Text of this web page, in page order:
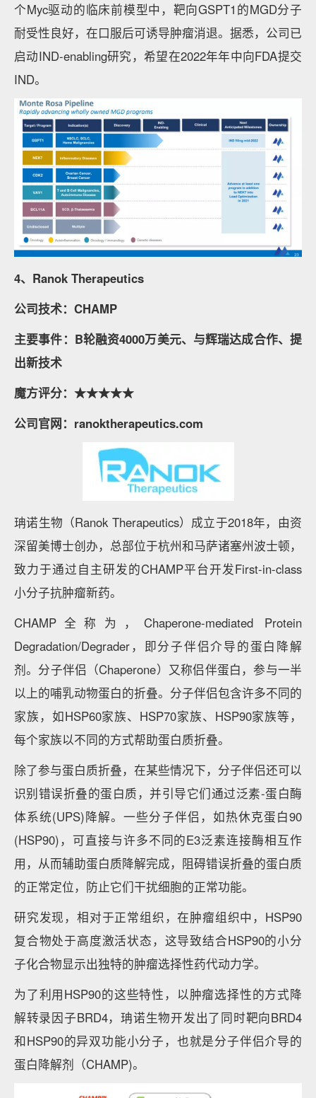
个Myc驱动的临床前模型中，靶向GSPT1的MGD分子
耐受性良好，在口服后可诱导肿瘤消退。据悉，公司已
启动IND-enabling研究，希望在2022年年中向FDA提交
IND。
4、Ranok Therapeutics
公司技术：CHAMP
主要事件：B轮融资4000万美元、与辉瑞达成合作、提
出新技术
魔方评分：★★★★★
公司官网：ranoktherapeutics.com
珃诺生物（Ranok Therapeutics）成立于2018年，由资
深留美博士创办，总部位于杭州和马萨诸塞州波士顿，
致力于通过自主研发的CHAMP平台开发First-in-class
小分子抗肿瘤新药。
CHAMP全称为，Chaperone-mediated Protein
Degradation/Degrader，即分子伴侣介导的蛋白降解
剂。分子伴侣（Chaperone）又称侣伴蛋白，参与一半
以上的哺乳动物蛋白的折叠。分子伴侣包含许多不同的
家族，如HSP60家族、HSP70家族、HSP90家族等，
每个家族以不同的方式帮助蛋白质折叠。
除了参与蛋白质折叠，在某些情况下，分子伴侣还可以
识别错误折叠的蛋白质，并引导它们通过泛素-蛋白酶
体系统(UPS)降解。一些分子伴侣，如热休克蛋白90
(HSP90)，可直接与许多不同的E3泛素连接酶相互作
用，从而辅助蛋白质降解完成，阻碍错误折叠的蛋白质
的正常定位，防止它们干扰细胞的正常功能。
研究发现，相对于正常组织，在肿瘤组织中，HSP90
复合物处于高度激活状态，这导致结合HSP90的小分
子化合物显示出独特的肿瘤选择性药代动力学。
为了利用HSP90的这些特性，以肿瘤选择性的方式降
解转录因子BRD4，珃诺生物开发出了同时靶向BRD4
和HSP90的异双功能小分子，也就是分子伴侣介导的
蛋白降解剂（CHAMP)。